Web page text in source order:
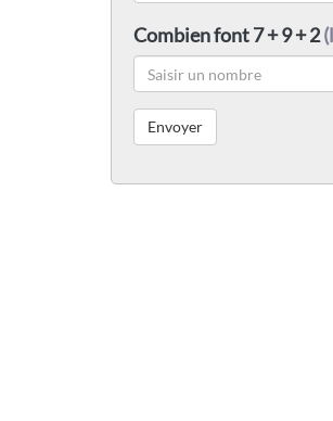
Combien font 7 + 9 + 2